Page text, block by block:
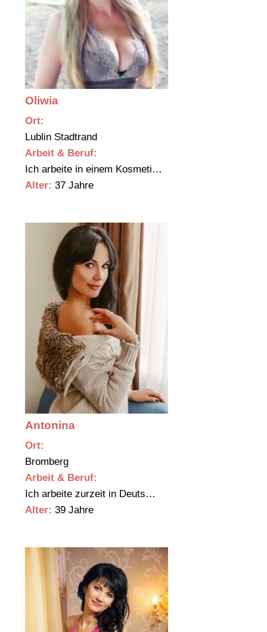
Oliwia
Ort:
Lublin Stadtrand
Arbeit & Beruf:
Ich arbeite in einem Kosmeti…
Alter: 37 Jahre
Antonina
Ort:
Bromberg
Arbeit & Beruf:
Ich arbeite zurzeit in Deuts…
Alter: 39 Jahre